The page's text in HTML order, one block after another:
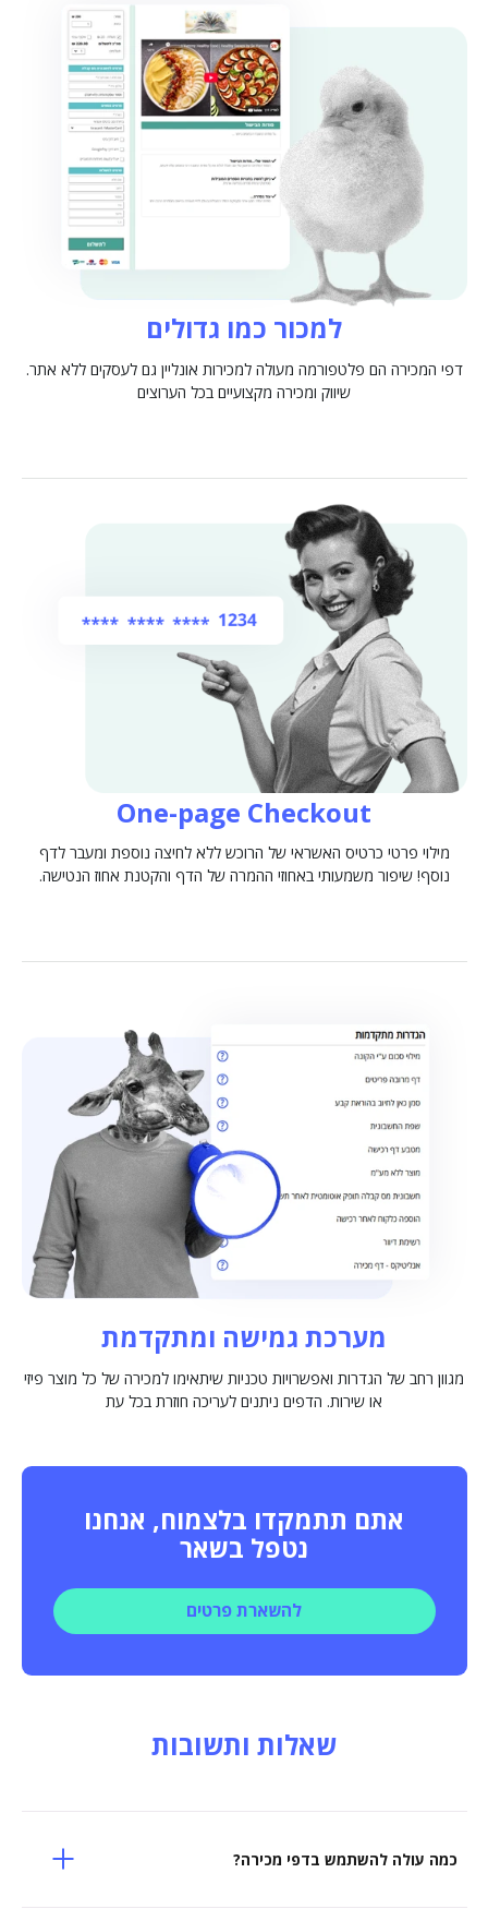
למכור כמו גדולים
דפי המכירה הם פלטפורמה מעולה למכירות אונליין גם לעסקים ללא אתר.
שיווק ומכירה מקצועיים בכל הערוצים
One-page Checkout
מילוי פרטי כרטיס האשראי של הרוכש ללא לחיצה נוספת ומעבר לדף
נוסף! שיפור משמעותי באחוזי ההמרה של הדף והקטנת אחוז הנטישה.
מערכת גמישה ומתקדמת
מגוון רחב של הגדרות ואפשרויות טכניות שיתאימו למכירה של כל מוצר פיזי
או שירות. הדפים ניתנים לעריכה חוזרת בכל עת
אתם תתמקדו בלצמוח, אנחנו
נטפל בשאר
להשארת פרטים
שאלות ותשובות
כמה עולה להשתמש בדפי מכירה?